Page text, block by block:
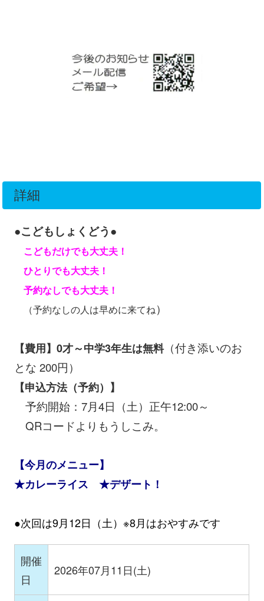
詳細
●こどもしょくどう●
こどもだけでも大丈夫！
ひとりでも大丈夫！
予約なしでも大丈夫！
（予約なしの人は早めに来てね）
【費用】0才～中学3年生は無料（付き添いのお
とな 200円）
【申込方法（予約）】
予約開始：7月4日（土）正午12:00～
QRコードよりもうしこみ。
【今月のメニュー】
★カレーライス ★デザート！
●次回は9月12日（土）※8月はおやすみです
開催
日
2026年07月11日(土)